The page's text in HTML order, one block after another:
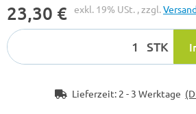
23,30 € exkl. 19% USt. , zzgl.
STK
Lieferzeit: 2 - 3 Werktage